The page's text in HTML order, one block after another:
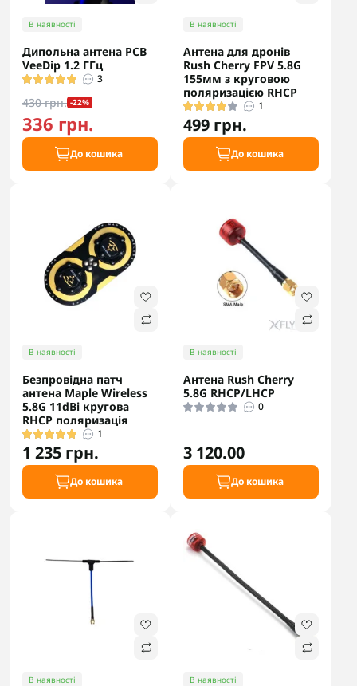
В наявності
Дипольна антена PCB
VeeDip 1.2 ГГц
3
430 грн. -22%
336 грн.
До кошика
В наявності
Антена для дронів
Rush Cherry FPV 5.8G
155мм з круговою
поляризацією RHCP
1
499 грн.
До кошика
В наявності
Безпровідна патч
антена Maple Wireless
5.8G 11dBi кругова
RHCP поляризація
1
1 235 грн.
До кошика
В наявності
Антена Rush Cherry
5.8G RHCP/LHCP
0
3 120.00
До кошика
В наявності В наявності